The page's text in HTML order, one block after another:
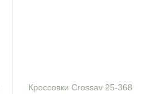
Кроссовки Crossav 25-368